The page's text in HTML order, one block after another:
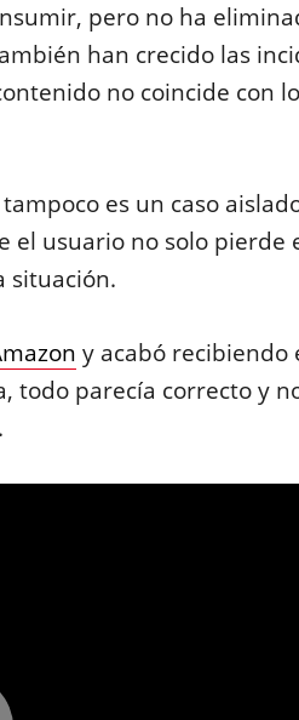
pero no ha
han crecido las
no coincide con lo
es un caso
el usuario no solo pierde
situación.
y acabó recibiendo
todo parecía correcto y